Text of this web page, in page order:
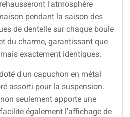
l'atmosphère
pendant la saison des
de dentelle sur chaque boule
du charme, garantissant que
exactement identiques.
d'un capuchon en métal
assorti pour la suspension.
seulement apporte une
également l'affichage de